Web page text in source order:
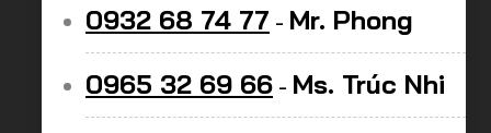
0932 68 74 77 - Mr. Phong
0965 32 69 66 - Ms. Trúc Nhi